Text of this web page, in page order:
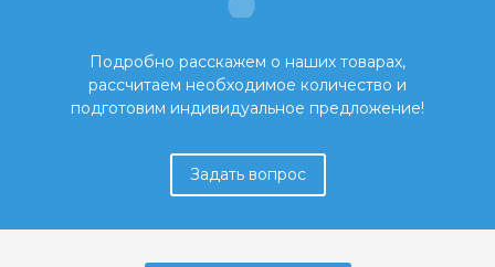
Подробно расскажем о наших товарах,
рассчитаем необходимое количество и
подготовим индивидуальное предложение!
Задать вопрос